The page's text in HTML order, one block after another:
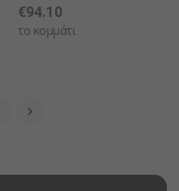
€94.10
το κομμάτι
